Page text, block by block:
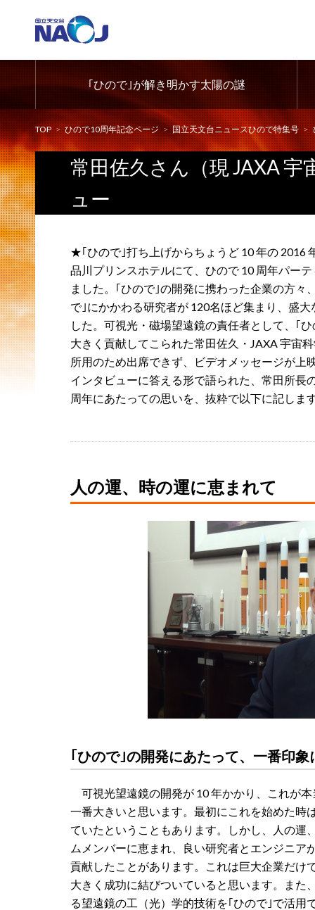
｢ひので｣が解き明かす太陽の謎
TOP ひので10周年記念ページ 国立天文台ニュースひので特集号
常田佐久さん（現 JAXA
ュー
★｢ひので｣打ち上げからちょうど 10 年の 2016
品川プリンスホテルにて、ひので 10 周年パー
ました。｢ひので｣の開発に携わった企業の方々
で｣にかかわる研究者が 120名ほど集まり、盛大
した。可視光・磁場望遠鏡の責任者として、｢
大きく貢献してこられた常田佐久・JAXA 宇宙
所用のため出席できず、ビデオメッセージが上
インタビューに答える形で語られた、常田所長
周年にあたっての思いを、抜粋で以下に記しま
人の運、時の運に恵まれて
｢ひので｣の開発にあたって、一番印
可視光望遠鏡の開発が 10 年かかり、これが
一番大きいと思います。最初にこれを始めた時
ていたということもあります。しかし、人の運
ムメンバーに恵まれ、良い研究者とエンジニ
貢献したことがあります。これは巨大企業だけ
大きく成功に結びついていると思います。また
る望遠鏡の工（光）学的技術を｢ひので｣で活